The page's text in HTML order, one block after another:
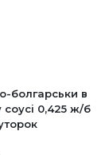
болгарськи в
0,425 ж/б